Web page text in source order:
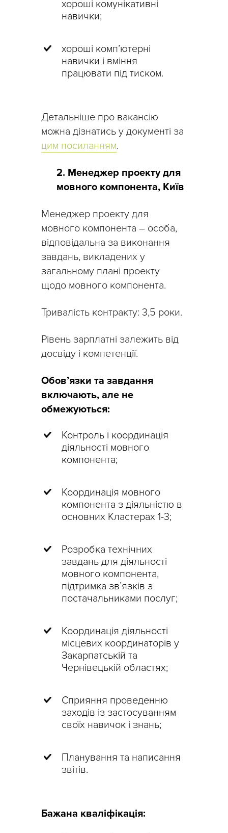
хороші комунікативні
навички;
хороші комп’ютерні
навички і вміння
працювати під тиском.
Детальніше про вакансію
можна дізнатись у документі за
цим посиланням.
2. Менеджер проекту для
мовного компонента, Київ
Менеджер проекту для
мовного компонента – особа,
відповідальна за виконання
завдань, викладених у
загальному плані проекту
щодо мовного компонента.
Тривалість контракту: 3,5 роки.
Рівень зарплатні залежить від
досвіду і компетенції.
Обов’язки та завдання
включають, але не
обмежуються:
Контроль і координація
діяльності мовного
компонента;
Координація мовного
компонента з діяльністю в
основних Кластерах 1-3;
Розробка технічних
завдань для діяльності
мовного компонента,
підтримка зв’язків з
постачальниками послуг;
Координація діяльності
місцевих координаторів у
Закарпатській та
Чернівецькій областях;
Сприяння проведенню
заходів із застосуванням
своїх навичок і знань;
Планування та написання
звітів.
Бажана кваліфікація: